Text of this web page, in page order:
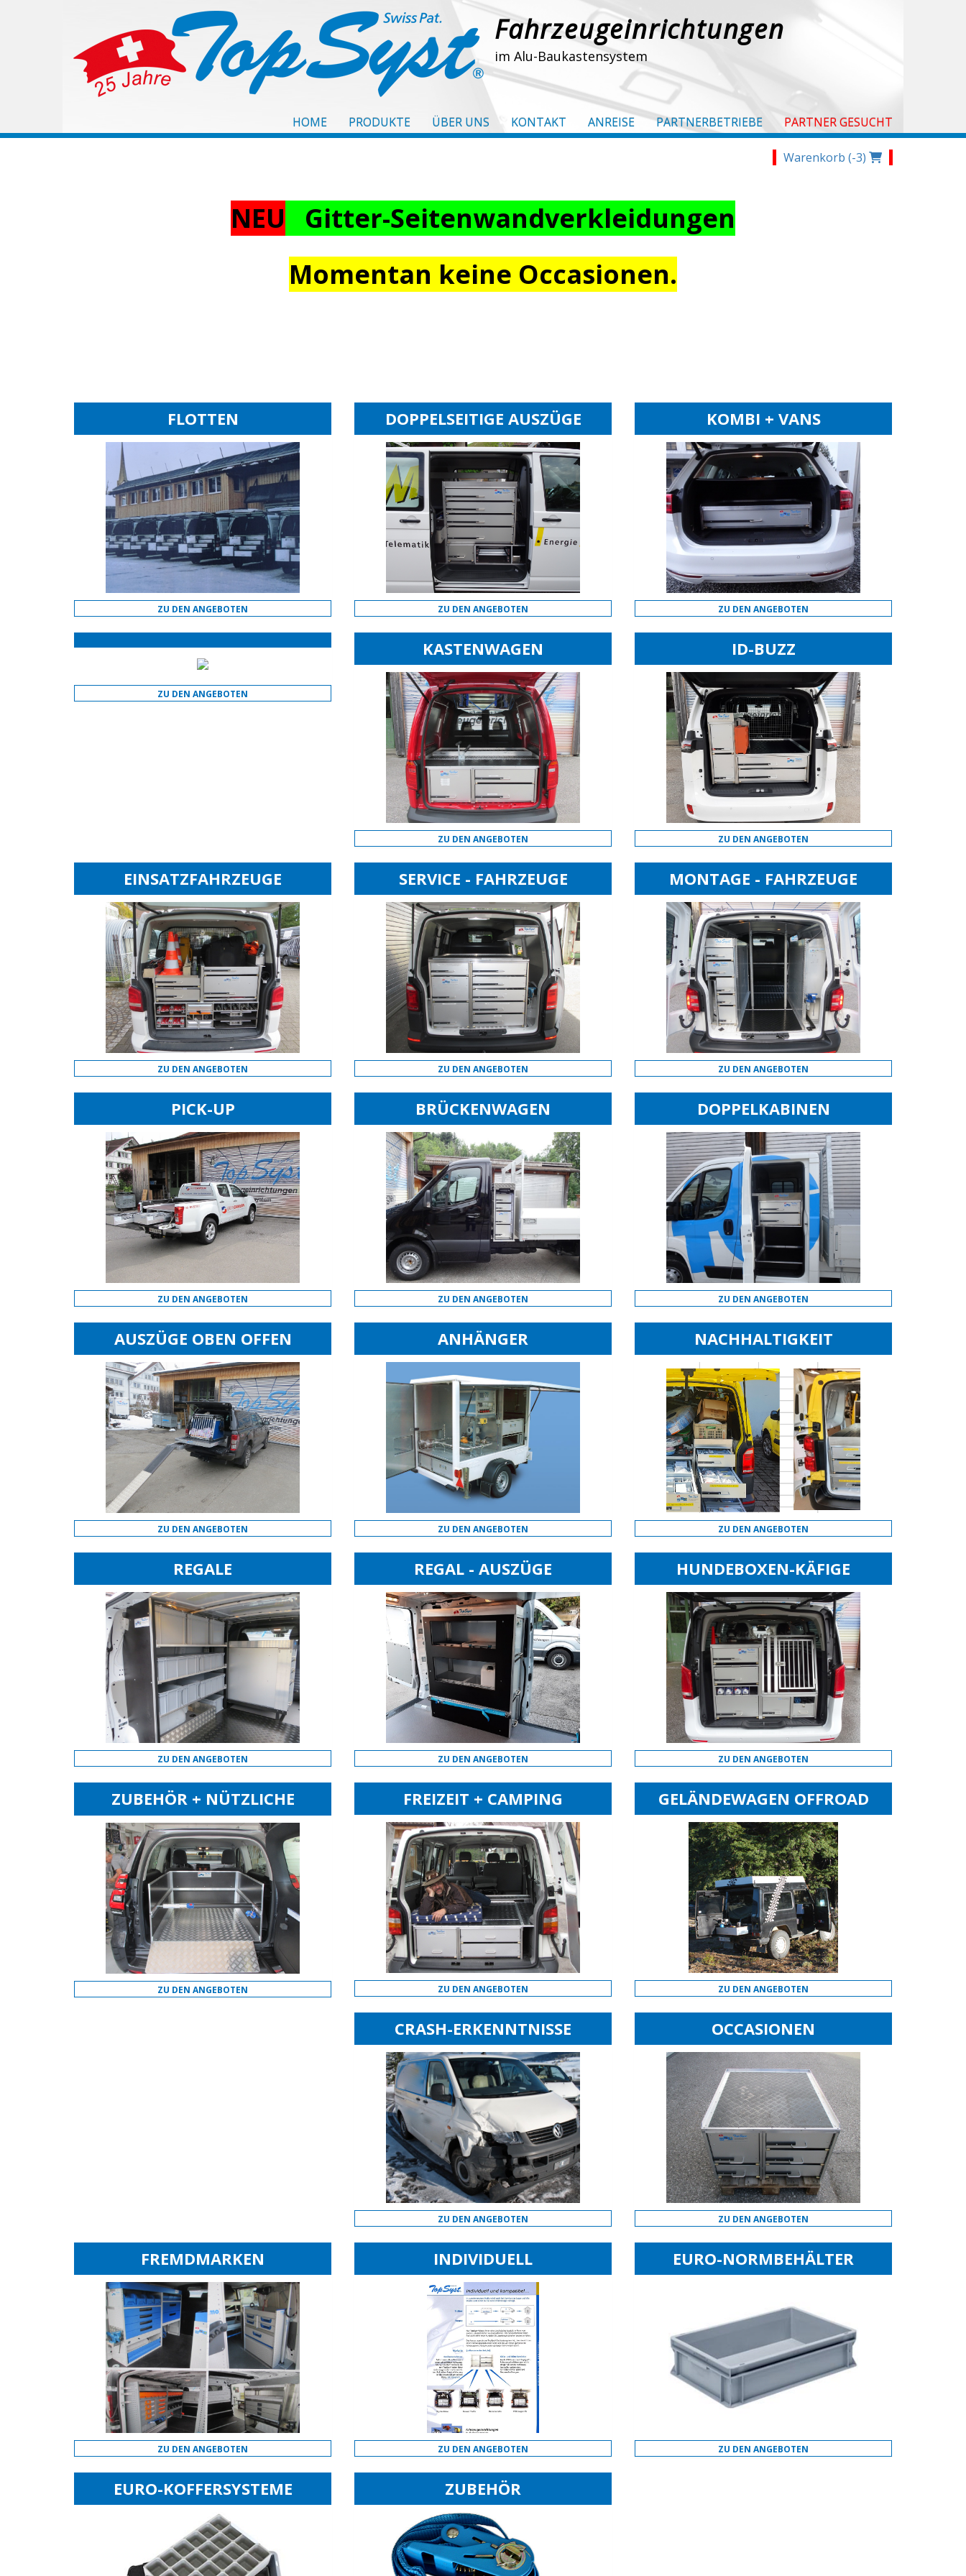
Fahrzeugeinrichtungen
im Alu-Baukastensystem
HOME PRODUKTE ÜBER UNS KONTAKT ANREISE PARTNERBETRIEBE PARTNER GESUCHT
Warenkorb (-3)
NEU Gitter-Seitenwandverkleidungen
Momentan keine Occasionen.
FLOTTEN
ZU DEN ANGEBOTEN
DOPPELSEITIGE AUSZÜGE
ZU DEN ANGEBOTEN
KOMBI + VANS
ZU DEN ANGEBOTEN
ZU DEN ANGEBOTEN
KASTENWAGEN
ZU DEN ANGEBOTEN
ID-BUZZ
ZU DEN ANGEBOTEN
EINSATZFAHRZEUGE
ZU DEN ANGEBOTEN
SERVICE - FAHRZEUGE
ZU DEN ANGEBOTEN
MONTAGE - FAHRZEUGE
ZU DEN ANGEBOTEN
PICK-UP
ZU DEN ANGEBOTEN
BRÜCKENWAGEN
ZU DEN ANGEBOTEN
DOPPELKABINEN
ZU DEN ANGEBOTEN
AUSZÜGE OBEN OFFEN
ZU DEN ANGEBOTEN
ANHÄNGER
ZU DEN ANGEBOTEN
NACHHALTIGKEIT
ZU DEN ANGEBOTEN
REGALE
ZU DEN ANGEBOTEN
REGAL - AUSZÜGE
ZU DEN ANGEBOTEN
HUNDEBOXEN-KÄFIGE
ZU DEN ANGEBOTEN
ZUBEHÖR + NÜTZLICHE
EXTRAS
ZU DEN ANGEBOTEN
FREIZEIT + CAMPING
ZU DEN ANGEBOTEN
GELÄNDEWAGEN OFFROAD
ZU DEN ANGEBOTEN
CRASH-ERKENNTNISSE
ZU DEN ANGEBOTEN
OCCASIONEN
ZU DEN ANGEBOTEN
FREMDMARKEN
ZU DEN ANGEBOTEN
INDIVIDUELL
ZU DEN ANGEBOTEN
EURO-NORMBEHÄLTER
ZU DEN ANGEBOTEN
EURO-KOFFERSYSTEME ZUBEHÖR